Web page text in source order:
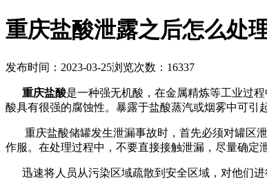
重庆盐酸泄露之后怎么处
发布时间：2023-03-25浏览次数：16337
重庆盐酸是一种强无机酸，在金属精炼等工业过
酸具有很强的腐蚀性。暴露于盐酸蒸汽或烟雾中可
重庆盐酸储罐发生泄漏事故时，首先必须对罐区泄
作服。在处理过程中，不要直接接触泄漏，尽量确定
迅速将人员从污染区域疏散到安全区域，对他们进